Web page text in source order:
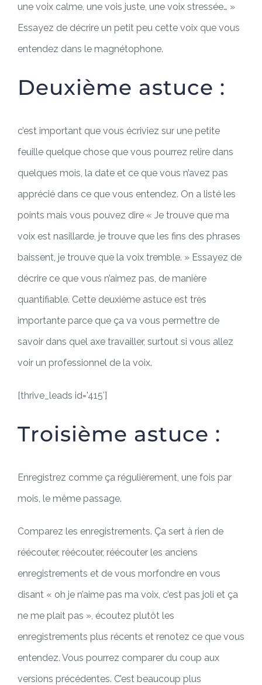
une voix calme, une vois juste, une voix stressée… »
Essayez de décrire un petit peu cette voix que vous
entendez dans le magnétophone.
Deuxième astuce :
c’est important que vous écriviez sur une petite
feuille quelque chose que vous pourrez relire dans
quelques mois, la date et ce que vous n’avez pas
apprécié dans ce que vous entendez. On a listé les
points mais vous pouvez dire « Je trouve que ma
voix est nasillarde, je trouve que les fins des phrases
baissent, je trouve que la voix tremble. » Essayez de
décrire ce que vous n’aimez pas, de manière
quantifiable. Cette deuxième astuce est très
importante parce que ça va vous permettre de
savoir dans quel axe travailler, surtout si vous allez
voir un professionnel de la voix.
[thrive_leads id='415′]
Troisième astuce :
Enregistrez comme ça régulièrement, une fois par
mois, le même passage.
Comparez les enregistrements. Ça sert à rien de
réécouter, réécouter, réécouter les anciens
enregistrements et de vous morfondre en vous
disant « oh je n’aime pas ma voix, c’est pas joli et ça
ne me plait pas », écoutez plutôt les
enregistrements plus récents et renotez ce que vous
entendez. Vous pourrez comparer du coup aux
versions précédentes. C’est beaucoup plus